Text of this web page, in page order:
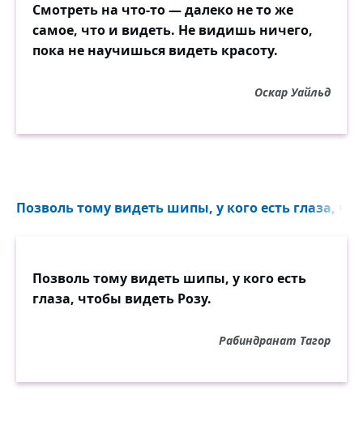
Смотреть на что-то — далеко не то же
самое, что и видеть. Не видишь ничего,
пока не научишься видеть красоту.
Оскар Уайльд
Позволь тому видеть шипы, у кого есть глаза,
Позволь тому видеть шипы, у кого есть
глаза, чтобы видеть Розу.
Рабиндранат Тагор